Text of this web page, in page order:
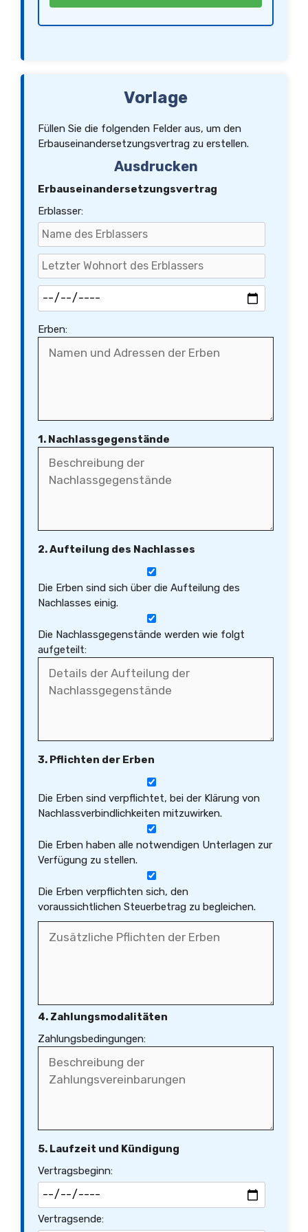
Dieser Vertrag enthält alle zwischen den Parteien getroffenen Vereinbarungen. Nebenabreden
Vorlage
Füllen Sie die folgenden Felder aus, um den
Erbauseinandersetzungsvertrag zu erstellen.
Ausdrucken
Erbauseinandersetzungsvertrag
Erblasser:
Erben:
1. Nachlassgegenstände
2. Aufteilung des Nachlasses
Die Erben sind sich über die Aufteilung des
Nachlasses einig.
Die Nachlassgegenstände werden wie folgt
aufgeteilt:
3. Pflichten der Erben
Die Erben sind verpflichtet, bei der Klärung von
Nachlassverbindlichkeiten mitzuwirken.
Die Erben haben alle notwendigen Unterlagen zur
Verfügung zu stellen.
Die Erben verpflichten sich, den
voraussichtlichen Steuerbetrag zu begleichen.
4. Zahlungsmodalitäten
Zahlungsbedingungen:
5. Laufzeit und Kündigung
Vertragsbeginn:
Vertragsende: